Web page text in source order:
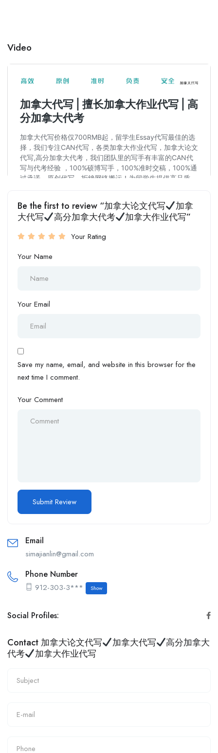
Video
Be the first to review “加拿大论文代写
加拿
大代写
高分加拿大代考 加拿大作业代写”
Your Rating
Your Name
Your Email
Save my name, email, and website in this browser for the
next time I comment.
Your Comment
Email
simajianlin@gmail.com
Phone Number
912-303-3*** Show
Social Profiles:
Contact 加拿大论文代写 加拿大代写
高分加拿大
代考
加拿大作业代写